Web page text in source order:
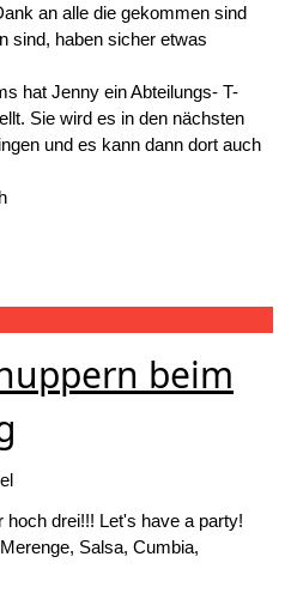
an alle die gekommen sind
sind, haben sicher etwas
hat Jenny ein Abteilungs- T-
Sie wird es in den nächsten
und es kann dann dort auch
beim
drei!!! Let's have a party!
Salsa, Cumbia,